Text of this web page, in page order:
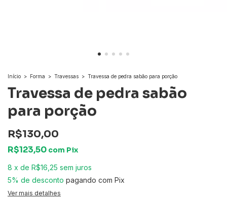
Início > Forma > Travessas > Travessa de pedra sabão para porção
Travessa de pedra sabão
para porção
R$130,00
R$123,50 com Pix
8 x de R$16,25 sem juros
5% de desconto pagando com Pix
Ver mais detalhes